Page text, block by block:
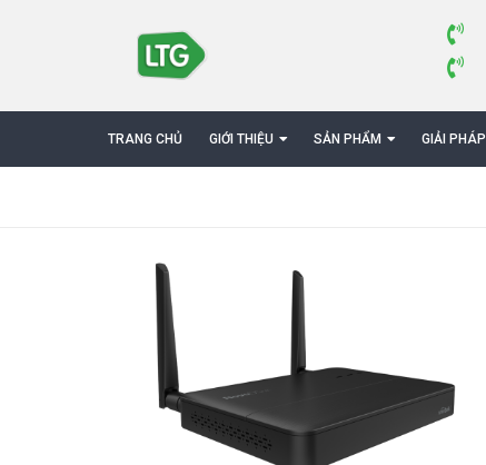
TRANG CHỦ GIỚI THIỆU SẢN PHẨM GIẢI PHÁP